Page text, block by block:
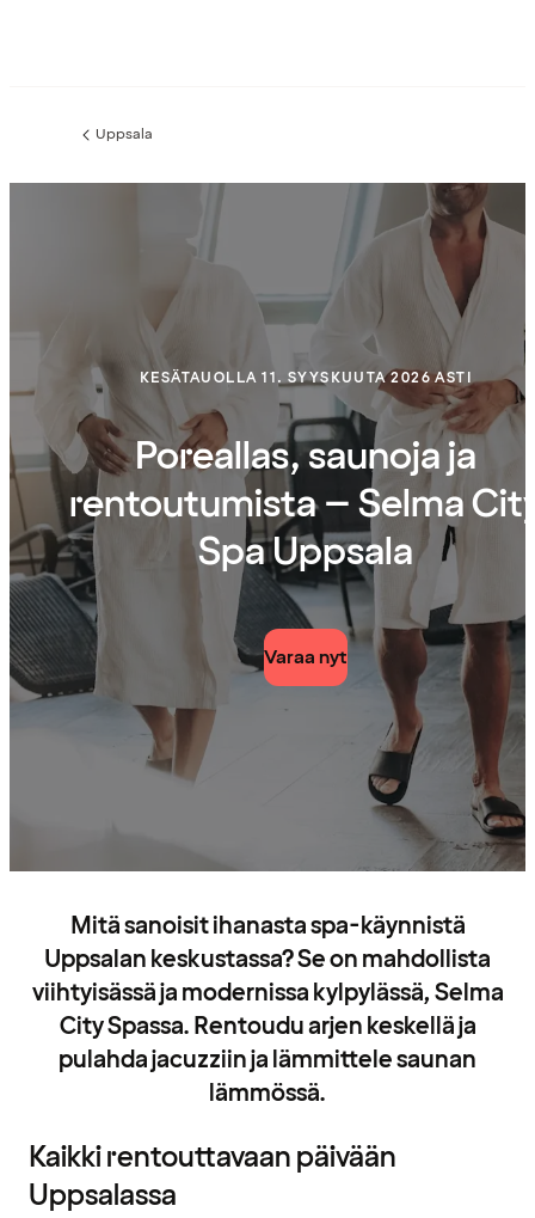
Edellinen
Uppsala
KESÄTAUOLLA 11. SYYSKUUTA 2026 ASTI
Poreallas, saunoja ja
rentoutumista – Selma
Spa Uppsala
Varaa nyt
Mitä sanoisit ihanasta spa-käynnistä
Uppsalan keskustassa? Se on mahdollista
viihtyisässä ja modernissa kylpylässä, Selma
City Spassa. Rentoudu arjen keskellä ja
pulahda jacuzziin ja lämmittele saunan
lämmössä.
Kaikki rentouttavaan päivään
Uppsalassa